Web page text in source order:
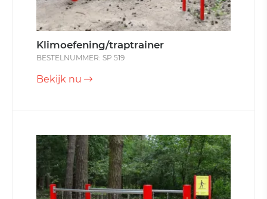
Klimoefening/traptrainer
BESTELNUMMER: SP 519
Bekijk nu